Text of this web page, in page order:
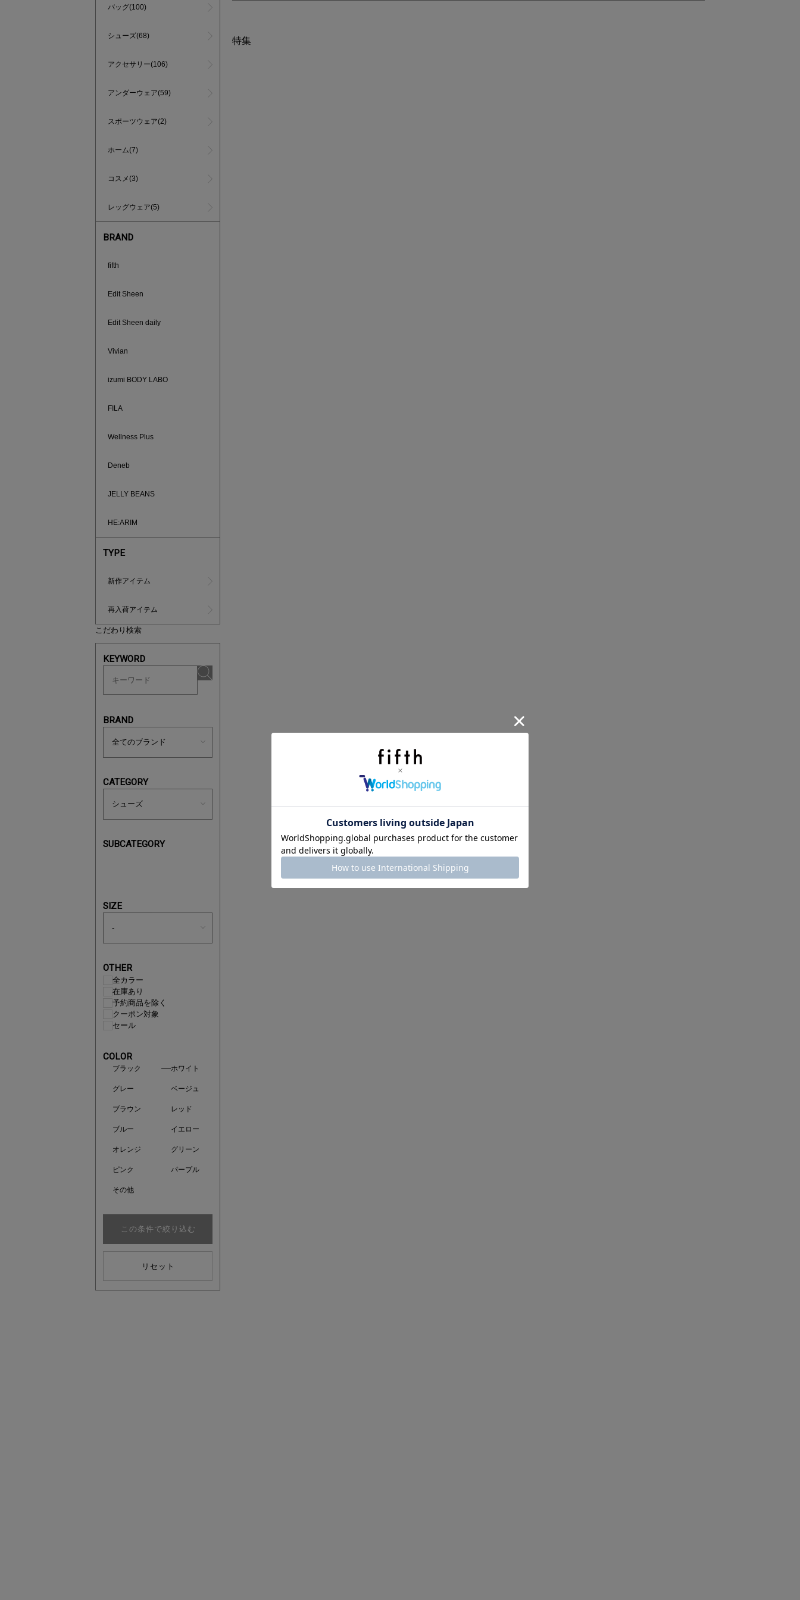
バッグ(100)
シューズ(68)
アクセサリー(106)
アンダーウェア(59)
スポーツウェア(2)
ホーム(7)
コスメ(3)
レッグウェア(5)
BRAND
fifth
Edit Sheen
Edit Sheen daily
Vivian
izumi BODY LABO
FILA
Wellness Plus
Deneb
JELLY BEANS
HE:ARIM
TYPE
新作アイテム
再入荷アイテム
こだわり検索
KEYWORD
BRAND
CATEGORY
SUBCATEGORY
SIZE
OTHER
全カラー
在庫あり
予約商品を除く
クーポン対象
セール
COLOR
ブラック ホワイト
グレー ベージュ
ブラウン レッド
ブルー イエロー
オレンジ グリーン
ピンク パープル
その他
この条件で絞り込む
リセット
特集
即戦力アイテム続々対象
夏服まとめて手に入れるなら今